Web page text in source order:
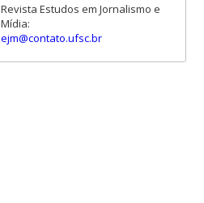
Revista Estudos em Jornalismo e
Mídia:
ejm@contato.ufsc.br